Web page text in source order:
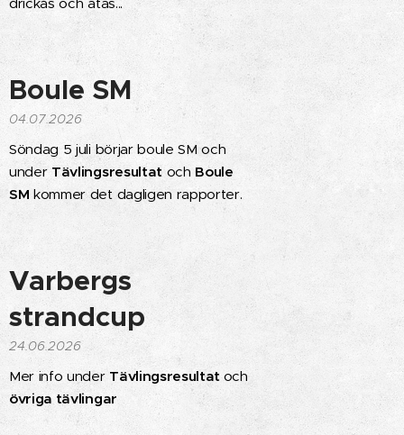
Boule SM
04.07.2026
Söndag 5 juli börjar boule SM och
under Tävlingsresultatoch Boule
SM kommer det dagligen rapporter.
Varbergs
strandcup
24.06.2026
Mer info under Tävlingsresultat och
övriga tävlingar